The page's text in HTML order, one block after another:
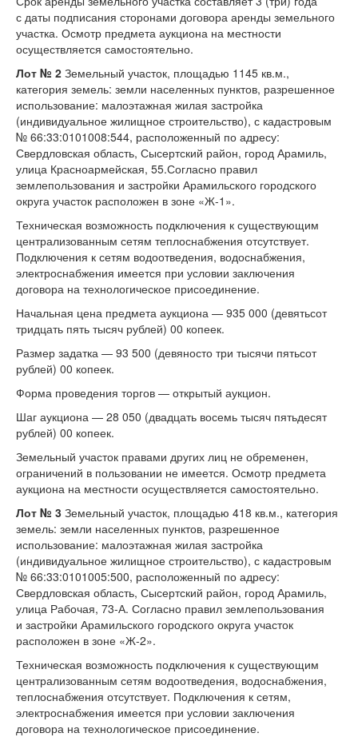
с даты подписания сторонами договора аренды земельного
участка. Осмотр предмета аукциона на местности
осуществляется самостоятельно.
Лот № 2 Земельный участок, площадью 1145 кв.м.,
категория земель: земли населенных пунктов, разрешенное
использование: малоэтажная жилая застройка
(индивидуальное жилищное строительство), с кадастровым
№ 66:33:0101008:544, расположенный по адресу:
Свердловская область, Сысертский район, город Арамиль,
улица Красноармейская, 55.Согласно правил
землепользования и застройки Арамильского городского
округа участок расположен в зоне «Ж-1».
Техническая возможность подключения к существующим
централизованным сетям теплоснабжения отсутствует.
Подключения к сетям водоотведения, водоснабжения,
электроснабжения имеется при условии заключения
договора на технологическое присоединение.
Начальная цена предмета аукциона — 935 000 (девятьсот
тридцать пять тысяч рублей) 00 копеек.
Размер задатка — 93 500 (девяносто три тысячи пятьсот
рублей) 00 копеек.
Форма проведения торгов — открытый аукцион.
Шаг аукциона — 28 050 (двадцать восемь тысяч пятьдесят
рублей) 00 копеек.
Земельный участок правами других лиц не обременен,
ограничений в пользовании не имеется. Осмотр предмета
аукциона на местности осуществляется самостоятельно.
Лот № 3 Земельный участок, площадью 418 кв.м., категория
земель: земли населенных пунктов, разрешенное
использование: малоэтажная жилая застройка
(индивидуальное жилищное строительство), с кадастровым
№ 66:33:0101005:500, расположенный по адресу:
Свердловская область, Сысертский район, город Арамиль,
улица Рабочая, 73-А. Согласно правил землепользования
и застройки Арамильского городского округа участок
расположен в зоне «Ж-2».
Техническая возможность подключения к существующим
централизованным сетям водоотведения, водоснабжения,
теплоснабжения отсутствует. Подключения к сетям,
электроснабжения имеется при условии заключения
договора на технологическое присоединение.